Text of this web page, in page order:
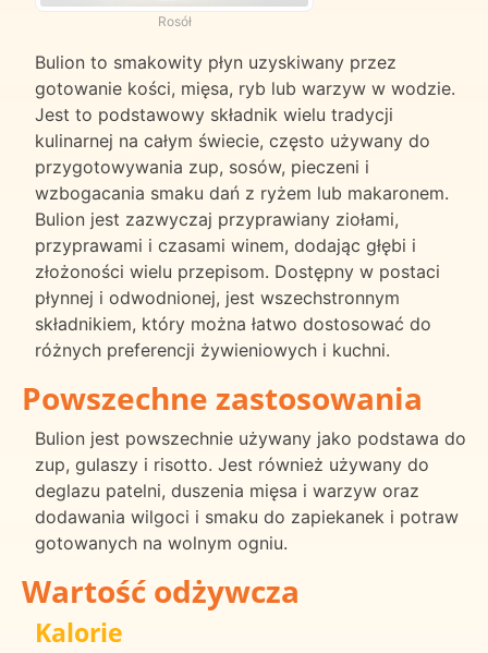
Rosół
Bulion to smakowity płyn uzyskiwany przez
gotowanie kości, mięsa, ryb lub warzyw w wodzie.
Jest to podstawowy składnik wielu tradycji
kulinarnej na całym świecie, często używany do
przygotowywania zup, sosów, pieczeni i
wzbogacania smaku dań z ryżem lub makaronem.
Bulion jest zazwyczaj przyprawiany ziołami,
przyprawami i czasami winem, dodając głębi i
złożoności wielu przepisom. Dostępny w postaci
płynnej i odwodnionej, jest wszechstronnym
składnikiem, który można łatwo dostosować do
różnych preferencji żywieniowych i kuchni.
Powszechne zastosowania
Bulion jest powszechnie używany jako podstawa do
zup, gulaszy i risotto. Jest również używany do
deglazu patelni, duszenia mięsa i warzyw oraz
dodawania wilgoci i smaku do zapiekanek i potraw
gotowanych na wolnym ogniu.
Wartość odżywcza
Kalorie